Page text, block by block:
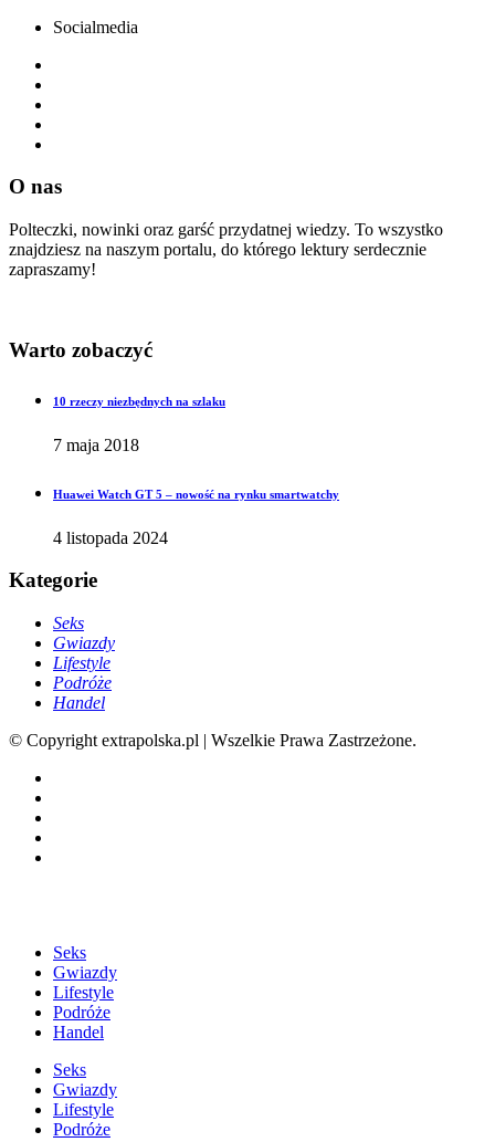
Socialmedia
O nas
Polteczki, nowinki oraz garść przydatnej wiedzy. To wszystko
znajdziesz na naszym portalu, do którego lektury serdecznie
zapraszamy!
Warto zobaczyć
10 rzeczy niezbędnych na szlaku
7 maja 2018
Huawei Watch GT 5 – nowość na rynku smartwatchy
4 listopada 2024
Kategorie
Seks
Gwiazdy
Lifestyle
Podróże
Handel
© Copyright extrapolska.pl | Wszelkie Prawa Zastrzeżone.
Seks
Gwiazdy
Lifestyle
Podróże
Handel
Seks
Gwiazdy
Lifestyle
Podróże